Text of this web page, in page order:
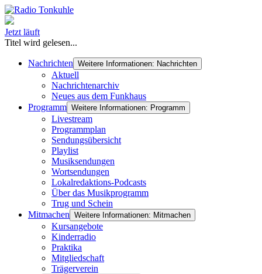
Jetzt läuft
Titel wird gelesen...
Nachrichten Weitere Informationen: Nachrichten
Aktuell
Nachrichtenarchiv
Neues aus dem Funkhaus
Programm Weitere Informationen: Programm
Livestream
Programmplan
Sendungsübersicht
Playlist
Musiksendungen
Wortsendungen
Lokalredaktions-Podcasts
Über das Musikprogramm
Trug und Schein
Mitmachen Weitere Informationen: Mitmachen
Kursangebote
Kinderradio
Praktika
Mitgliedschaft
Trägerverein